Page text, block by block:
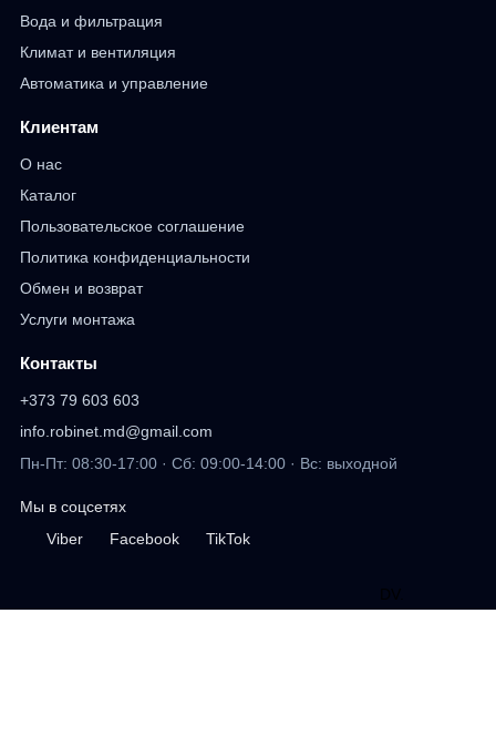
Вода и фильтрация
Климат и вентиляция
Автоматика и управление
Клиентам
О нас
Каталог
Пользовательское соглашение
Политика конфиденциальности
Обмен и возврат
Услуги монтажа
Контакты
+373 79 603 603
info.robinet.md@gmail.com
Пн-Пт: 08:30-17:00 · Сб: 09:00-14:00 · Вс: выходной
Мы в соцсетях
Viber
Facebook TikTok